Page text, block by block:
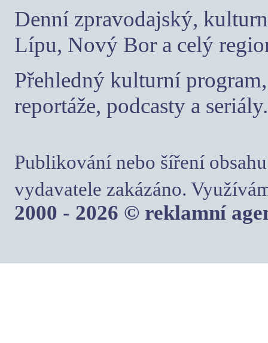
Denní zpravodajský,
Lípu, Nový Bor a celý
Přehledný kulturní
reportáže, podcasty a seriály.
Publikování nebo šíření
vydavatele zakázáno.
2000 - 2026 © reklamní